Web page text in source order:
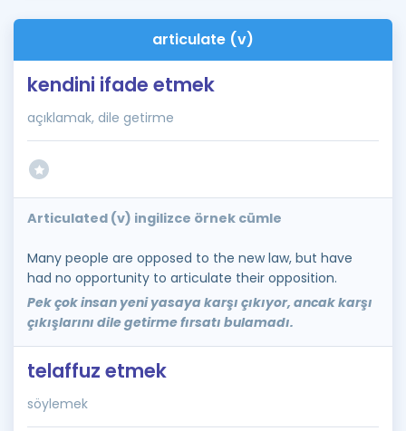
İngilizce Gramerarticulate (v)
kendini ifade etmek
açıklamak, dile getirme
Articulated (v) ingilizce örnek cümle
Many people are opposed to the new law, but have
had no opportunity to articulate their opposition.
Pek çok insan yeni yasaya karşı çıkıyor, ancak karşı
çıkışlarını dile getirme fırsatı bulamadı.
telaffuz etmek
söylemek